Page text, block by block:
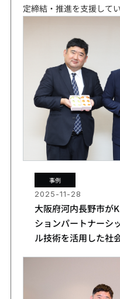
定締結・推進を支援してい
事例
2025-11-28
大阪府河内長野市が
ションパートナーシ
ル技術を活用した社